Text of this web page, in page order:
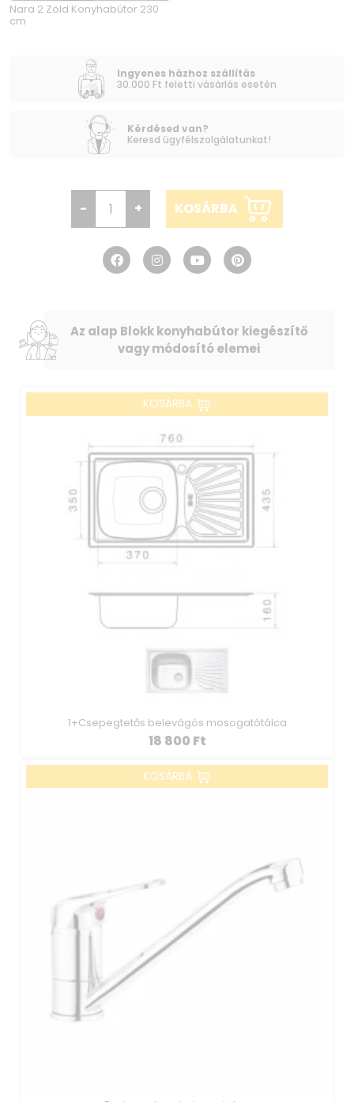
Nara 2 Zöld Konyhabútor 230
cm
Ingyenes házhoz szállítás
30.000 Ft feletti vásárlás esetén
Kérdésed van?
Keresd ügyfélszolgálatunkat!
- + KOSÁRBA
Az alap Blokk konyhabútor kiegészítő
vagy módosító elemei
KOSÁRBA
1+Csepegtetős belevágós mosogatótálca
18 800 Ft
KOSÁRBA